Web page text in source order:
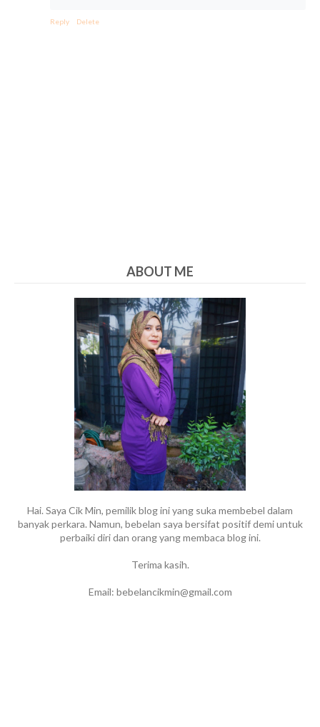
Reply Delete
ABOUT ME
Hai. Saya Cik Min, pemilik blog ini yang suka membebel dalam
banyak perkara. Namun, bebelan saya bersifat positif demi untuk
perbaiki diri dan orang yang membaca blog ini.
Terima kasih.
Email: bebelancikmin@gmail.com